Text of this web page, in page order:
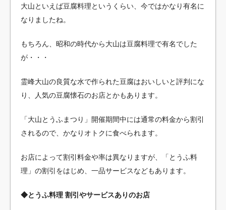
大山といえば豆腐料理というくらい、今ではかなり有名に
なりましたね。
もちろん、昭和の時代から大山は豆腐料理で有名でした
が・・・
霊峰大山の良質な水で作られた豆腐はおいしいと評判にな
り、人気の豆腐懐石のお店とかもあります。
「大山とうふまつり」開催期間中には通常の料金から割引
されるので、かなりオトクに食べられます。
お店によって割引料金や率は異なりますが、「とうふ料
理」の割引をはじめ、一品サービスなどもあります。
◆とうふ料理 割引やサービスありのお店